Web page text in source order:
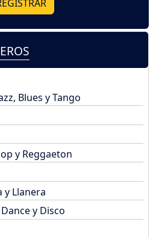
Blues y Tango
y Reggaeton
y Llanera
y Disco